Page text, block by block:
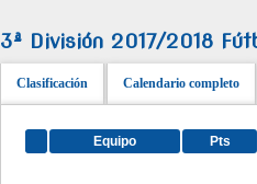
3ª División 2017/2018
Clasificación Calendario completo
Equipo Pts